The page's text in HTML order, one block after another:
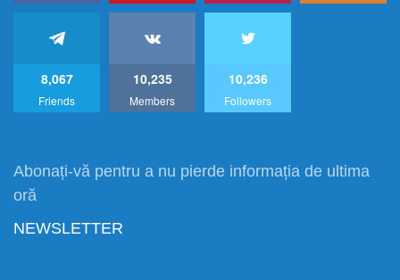
8,067
Friends
10,235
Members
10,236
Followers
Abonați-vă pentru a nu pierde informația de ultima
oră
NEWSLETTER